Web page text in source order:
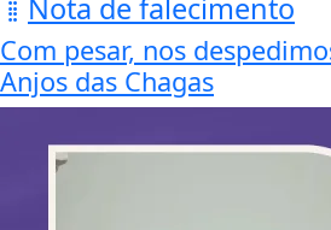
Nota de falecimento
Com pesar, nos
Anjos das Chagas